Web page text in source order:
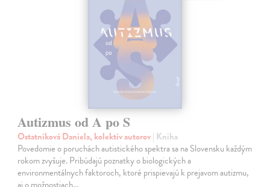
Autizmus od A po S
Ostatníková Daniela, kolektív autorov| Kniha
Povedomie o poruchách autistického spektra sa na Slovensku každým
rokom zvyšuje. Pribúdajú poznatky o biologických a
environmentálnych faktoroch, ktoré prispievajú k prejavom autizmu,